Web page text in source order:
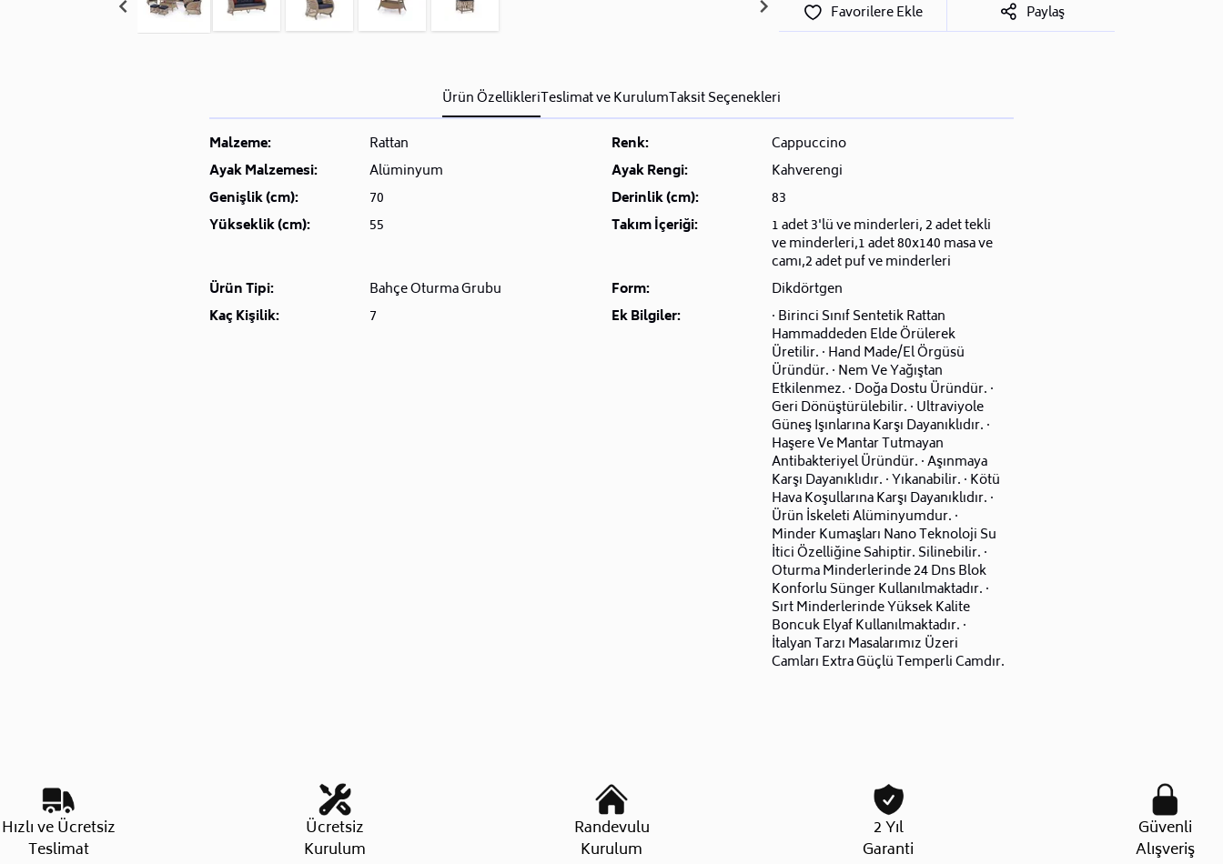
Favorilere Ekle Paylaş
Ürün ÖzellikleriTeslimat ve KurulumTaksit Seçenekleri
Malzeme:
Rattan Renk:
Cappuccino
Ayak Malzemesi:
Alüminyum Ayak Rengi:
Kahverengi
Genişlik (cm):
70 Derinlik (cm):
83
Yükseklik (cm):
55 Takım İçeriği:
1 adet 3'lü ve minderleri, 2 adet tekli
ve minderleri,1 adet 80x140 masa ve
camı,2 adet puf ve minderleri
Ürün Tipi:
Bahçe Oturma Grubu Form:
Dikdörtgen
Kaç Kişilik:
7 Ek Bilgiler:
· Birinci Sınıf Sentetik Rattan
Hammaddeden Elde Örülerek
Üretilir. · Hand Made/El Örgüsü
Üründür. · Nem Ve Yağıştan
Etkilenmez. · Doğa Dostu Üründür. ·
Geri Dönüştürülebilir. · Ultraviyole
Güneş Işınlarına Karşı Dayanıklıdır. ·
Haşere Ve Mantar Tutmayan
Antibakteriyel Üründür. · Aşınmaya
Karşı Dayanıklıdır. · Yıkanabilir. · Kötü
Hava Koşullarına Karşı Dayanıklıdır. ·
Ürün İskeleti Alüminyumdur. ·
Minder Kumaşları Nano Teknoloji Su
İtici Özelliğine Sahiptir. Silinebilir. ·
Oturma Minderlerinde 24 Dns Blok
Konforlu Sünger Kullanılmaktadır. ·
Sırt Minderlerinde Yüksek Kalite
Boncuk Elyaf Kullanılmaktadır. ·
İtalyan Tarzı Masalarımız Üzeri
Camları Extra Güçlü Temperli Camdır.
Hızlı ve Ücretsiz
Teslimat
Ücretsiz
Kurulum
Randevulu
Kurulum
2 Yıl
Garanti
Güvenli
Alışveriş